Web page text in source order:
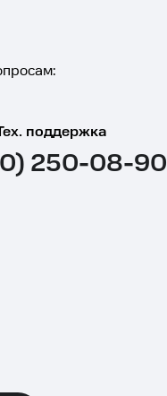
поддержка
250-08-90